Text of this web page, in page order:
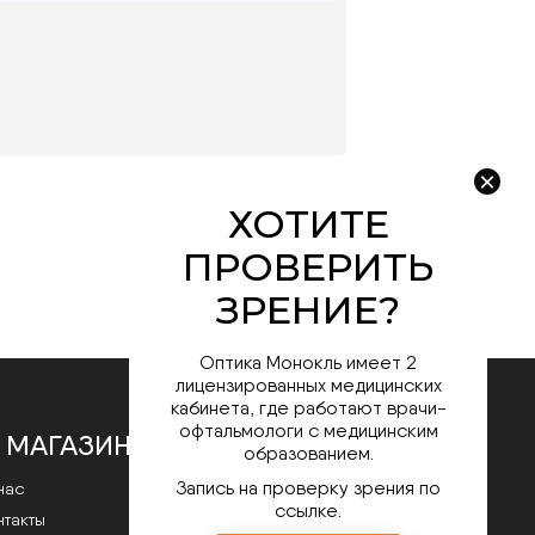
Оптика Монокль имеет 2
лицензированных медицинских
кабинета, где работают врачи-
офтальмологи с медицинским
образованием.
Запись на проверку зрения по
ссылке.